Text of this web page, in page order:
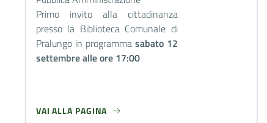
Primo invito alla cittadinanza
presso la Biblioteca Comunale di
Pralungo in programma sabato 12
settembre alle ore 17:00
VAI ALLA PAGINA